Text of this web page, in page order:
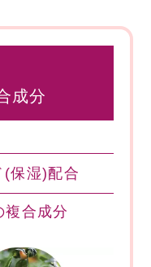
成分
(保湿)配合
複合成分